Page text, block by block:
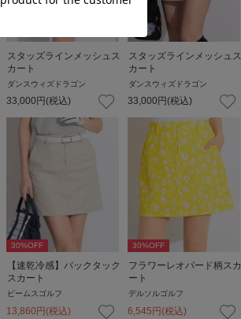
スタッズラインメッシュス
カート
ダンスウィズドラゴン
33,000 円(税込)
スタッズラインメッシュス
カート
ダンスウィズドラゴン
33,000 円(税込)
30%OFF
【速乾冷感】バックタック
スカート
ビームスゴルフ
13,860円(税込)
30%OFF
フラワーレオパード柄スカ
ート
デルソルゴルフ
6,545円(税込)